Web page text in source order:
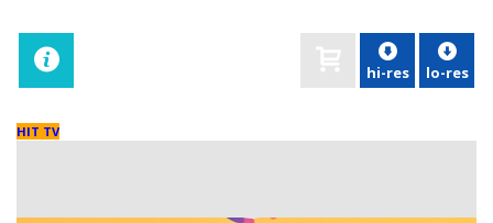
hi-res lo-res
HIT TV